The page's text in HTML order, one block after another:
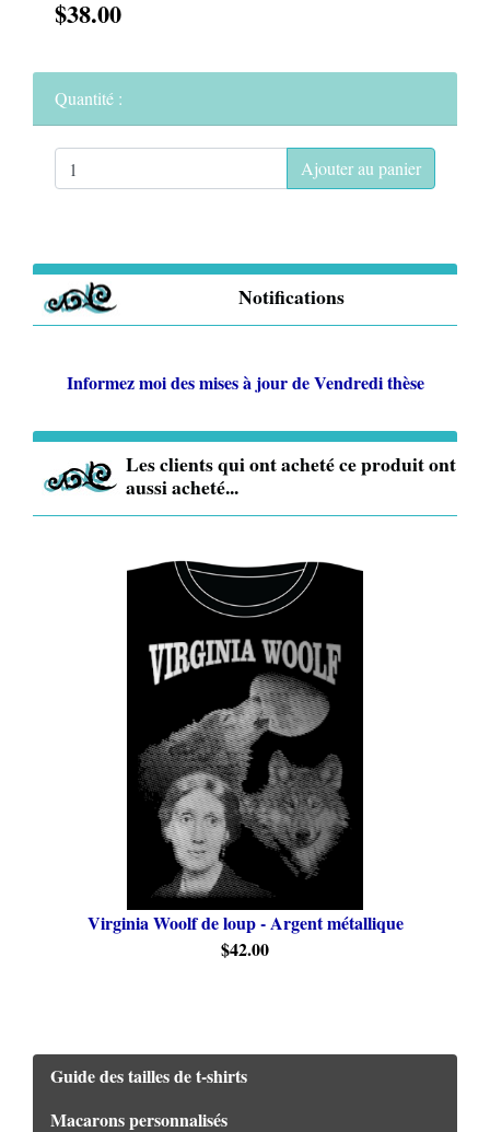
$38.00
Quantité :
Ajouter au panier
Notifications
Informez moi des mises à jour deVendredi thèse
Les clients qui ont acheté ce produit ont
aussi acheté...
Virginia Woolf de loup - Argent métallique
$42.00
Guide des tailles de t-shirts
Macarons personnalisés